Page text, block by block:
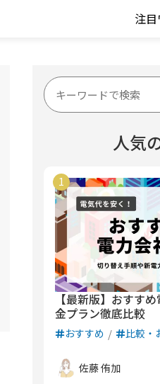
注
人気
【最新版】おすす
金プラン徹底比較
おすすめ 比較・
佐藤 侑加